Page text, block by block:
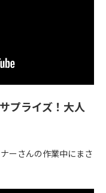
プライズ！大人
ーさんの作業中にまさ